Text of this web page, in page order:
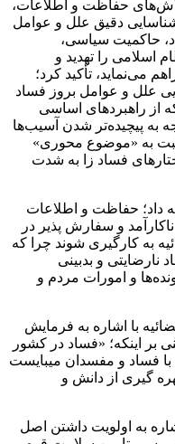
حفاظت و اطلاعات،
دقیق علل و عوامل
حاکمیت سیاسی،
اسلامی را تهدید و
می‌نماید، تأکید کرد؛
علل و عوامل بروز فساد
از راهبرد‌های اساسی
به پیچیده‌تر شدن آسیب‌ها
به «موضوع محوری»
فساد زا به شدت
داد؛ حفاظت و اطلاعات
و سفارش پذیر در
به کارگیری شوند چرا که
نارضایتی و بدبینی
و امورات مردم و
با اشاره به فرمایش
بر اینکه؛ «فساد در کشور
با فساد و مفسدان میبایست
گیری از دانش و
به اولویت داشتن اصل